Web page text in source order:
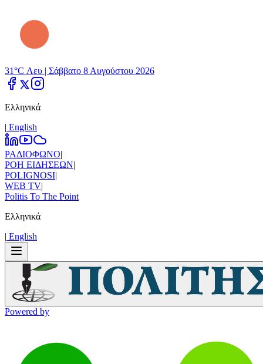
31°C Λευ | Σάββατο 8 Αυγούστου 2026
Ελληνικά
| Εnglish
ΡΑΔΙΟΦΩΝΟ|
ΡΟΗ ΕΙΔΗΣΕΩΝ|
POLIGNOSI|
WEB TV|
Politis To The Point
Ελληνικά
| Εnglish
Powered by